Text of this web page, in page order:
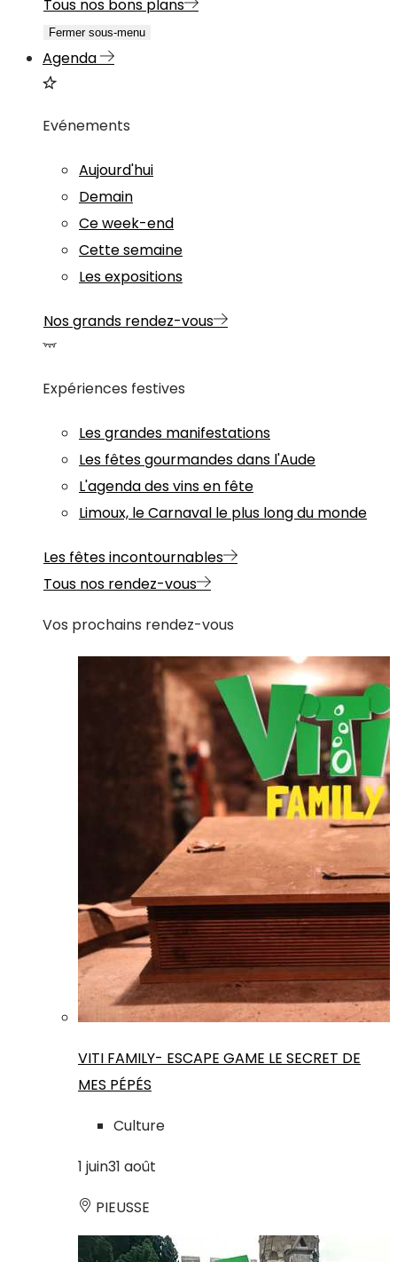
Tous nos bons plans
Fermer sous-menu
Agenda
Evénements
Aujourd'hui
Demain
Ce week-end
Cette semaine
Les expositions
Nos grands rendez-vous
Expériences festives
Les grandes manifestations
Les fêtes gourmandes dans l'Aude
L'agenda des vins en fête
Limoux, le Carnaval le plus long du monde
Les fêtes incontournables
Tous nos rendez-vous
Vos prochains rendez-vous
VITI FAMILY- ESCAPE GAME LE SECRET DE
MES PÉPÉS
Culture
1 juin31 août
PIEUSSE